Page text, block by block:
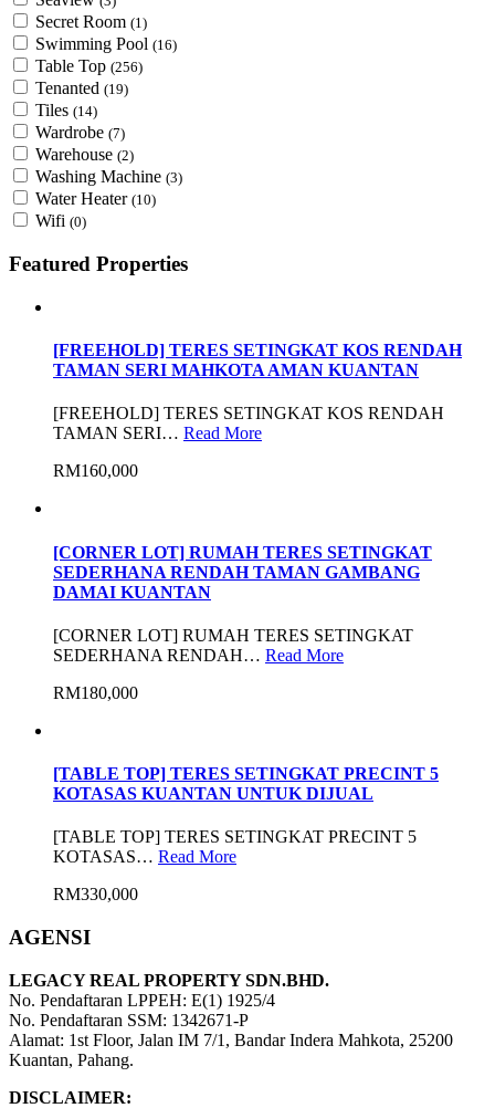
Secret Room (1)
Swimming Pool (16)
Table Top (256)
Tenanted (19)
Tiles (14)
Wardrobe (7)
Warehouse (2)
Washing Machine (3)
Water Heater (10)
Wifi (0)
Featured Properties
[FREEHOLD] TERES SETINGKAT KOS RENDAH
TAMAN SERI MAHKOTA AMAN KUANTAN
[FREEHOLD] TERES SETINGKAT KOS RENDAH
TAMAN SERI… Read More
RM160,000
[CORNER LOT] RUMAH TERES SETINGKAT
SEDERHANA RENDAH TAMAN GAMBANG
DAMAI KUANTAN
[CORNER LOT] RUMAH TERES SETINGKAT
SEDERHANA RENDAH… Read More
RM180,000
[TABLE TOP] TERES SETINGKAT PRECINT 5
KOTASAS KUANTAN UNTUK DIJUAL
[TABLE TOP] TERES SETINGKAT PRECINT 5
KOTASAS… Read More
RM330,000
AGENSI
LEGACY REAL PROPERTY SDN.BHD.
No. Pendaftaran LPPEH: E(1) 1925/4
No. Pendaftaran SSM: 1342671-P
Alamat: 1st Floor, Jalan IM 7/1, Bandar Indera Mahkota, 25200
Kuantan, Pahang.
DISCLAIMER: